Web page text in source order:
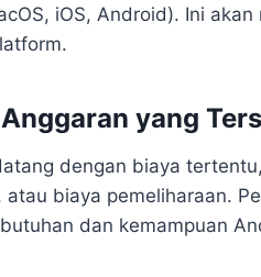
iOS, Android). Ini
yang
dengan biaya
atau biaya pemeliharaan.
dan kemampuan